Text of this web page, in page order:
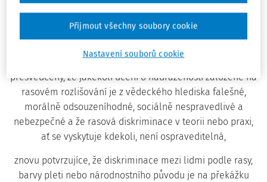
odstranit na celém světě rasovou diskriminaci ve všech
jejích formách a projevech a zajistit porozumění pro
důstojnost lidské osobnosti a úctu k ní,
přesvědčeny, že jakékoli učení o nadřazenosti založené na
rasovém rozlišování je z vědeckého hlediska falešné,
morálně odsouzeníhodné, sociálně nespravedlivé a
nebezpečné a že rasová diskriminace v teorii nebo praxi,
ať se vyskytuje kdekoli, není ospraveditelná,
znovu potvrzujíce, že diskriminace mezi lidmi podle rasy,
barvy pleti nebo národnostního původu je na překážku
Nastavení souborů cookie
Přijmout všechny soubory cookie